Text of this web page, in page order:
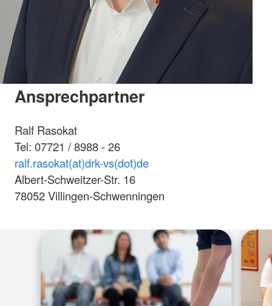
Ansprechpartner
Ralf Rasokat
Tel: 07721 / 8988 - 26
ralf.rasokat(at)drk-vs(dot)de
Albert-Schweitzer-Str. 16
78052 Villingen-Schwenningen